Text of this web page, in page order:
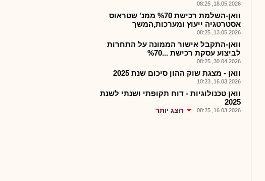
18.05.2026, 08:25
וואן-השלמת רכישת %70 ממנ' שטראוס
אסטרטגיה ייעוץ ומערכות,המשך
13.05.2026, 08:25
וואן-התקבל אישור הממונה על התחרות
לביצוע עסקת רכישת ...%70
30.04.2026, 08:25
וואן - מצגת שוק ההון סיכום שנת 2025
16.03.2026, 10:23
וואן טכנולוגיות - דוח תקופתי ושנתי לשנת
2025
16.03.2026, 08:25 הצג יותר